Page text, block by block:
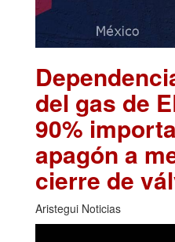
del gas de
90%
apagón a
cierre de
Aristegui Noticias